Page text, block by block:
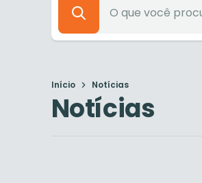
Início Notícias
Notícias